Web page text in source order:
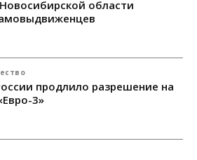
области
продлило разрешение на
3»